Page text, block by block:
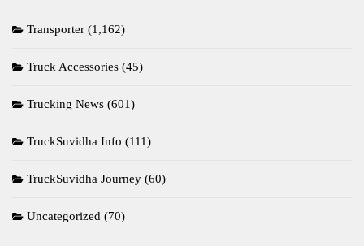
Transporter (1,162)
Truck Accessories (45)
Trucking News (601)
TruckSuvidha Info (111)
TruckSuvidha Journey (60)
Uncategorized (70)